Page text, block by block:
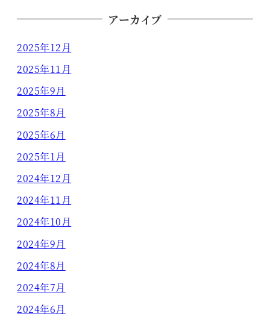
アーカイブ
2025年12月
2025年11月
2025年9月
2025年8月
2025年6月
2025年1月
2024年12月
2024年11月
2024年10月
2024年9月
2024年8月
2024年7月
2024年6月